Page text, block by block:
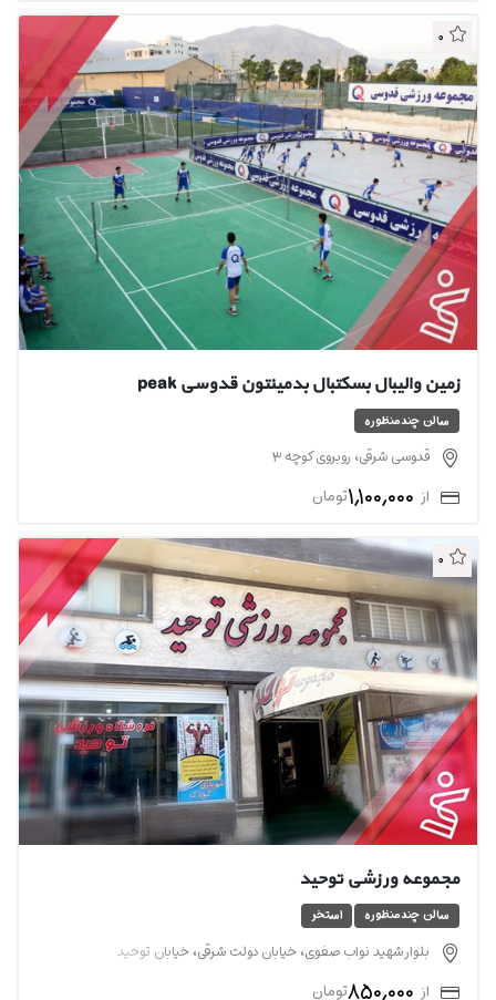
0
زمین والیبال بسکتبال بدمینتون قدوسی peak
سالن چندمنظوره
قدوسی شرقی، روبروی کوچه ۳
از 1,100,000تومان
0
مجموعه ورزشی توحید
سالن چندمنظوره استخر
بلوار شهید نواب صفوی، خیابان دولت شرقی، خیابان توحید
از 850,000تومان